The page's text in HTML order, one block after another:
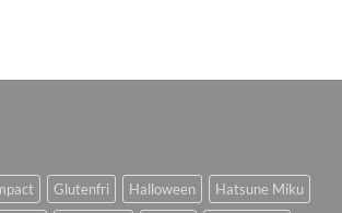
Glutenfri Halloween
Hatsune Miku